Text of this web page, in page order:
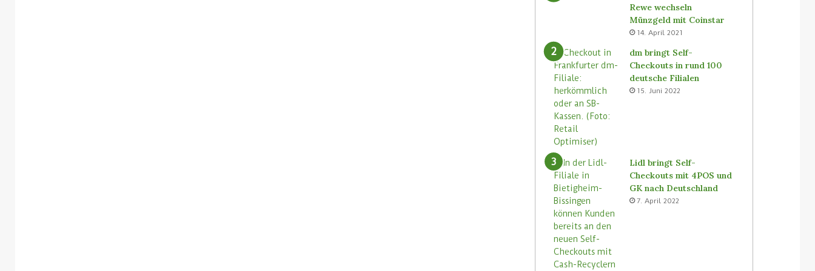
Rewe wechseln
Münzgeld mit Coinstar
14. April 2021
dm bringt Self-
Checkouts in rund 100
deutsche Filialen
15. Juni 2022
Lidl bringt Self-
Checkouts mit 4POS und
GK nach Deutschland
7. April 2022